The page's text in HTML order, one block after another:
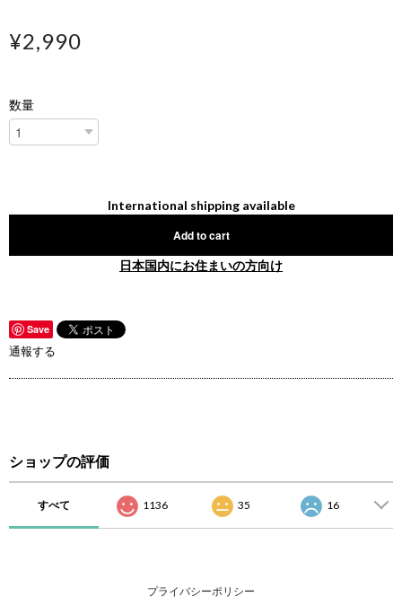
¥2,990
数量
International shipping available
Add to cart
日本国内にお住まいの方向け
Save
通報する
ショップの評価
すべて 1136 35 16
プライバシーポリシー